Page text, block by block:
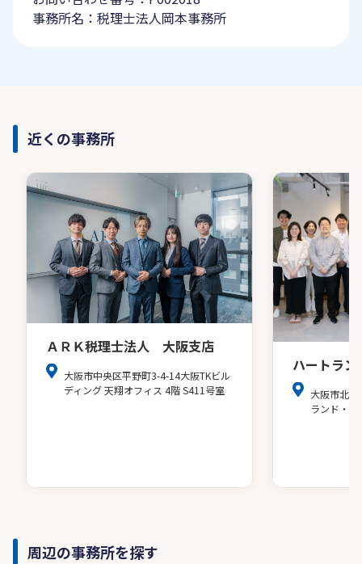
事務所名：税理士法人岡本事務所
近くの事務所
ＡＲＫ税理士法人 大阪支店
大阪市中央区平野町3-4-14大阪TKビル
ディング 天翔オフィス 4階 S411号室
ハートラ
大阪市北
ランド・
周辺の事務所を探す